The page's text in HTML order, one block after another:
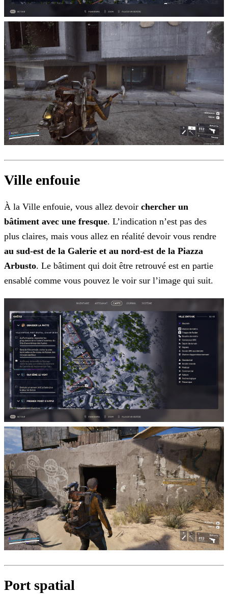
Ville enfouie
À la Ville enfouie, vous allez devoir chercher un
bâtiment avec une fresque. L’indication n’est pas des
plus claires, mais vous allez en réalité devoir vous rendre
au sud-est de la Galerie et au nord-est de la Piazza
Arbusto. Le bâtiment qui doit être retrouvé est en partie
ensablé comme vous pouvez le voir sur l’image qui suit.
Port spatial